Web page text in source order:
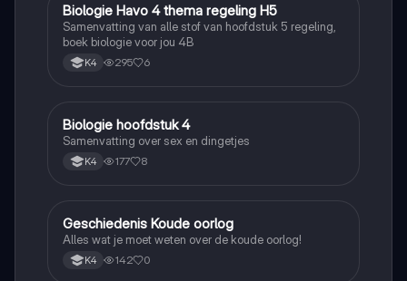
Biologie
Biologie Havo 4 thema regeling H5
Samenvatting van alle stof van hoofdstuk 5 regeling,
boek biologie voor jou 4B
K4 295 6
Biologie
Biologie hoofdstuk 4
Samenvatting over sex en dingetjes
K4 177 8
Geschiedenis
Geschiedenis Koude oorlog
Alles wat je moet weten over de koude oorlog!
K4 142 0